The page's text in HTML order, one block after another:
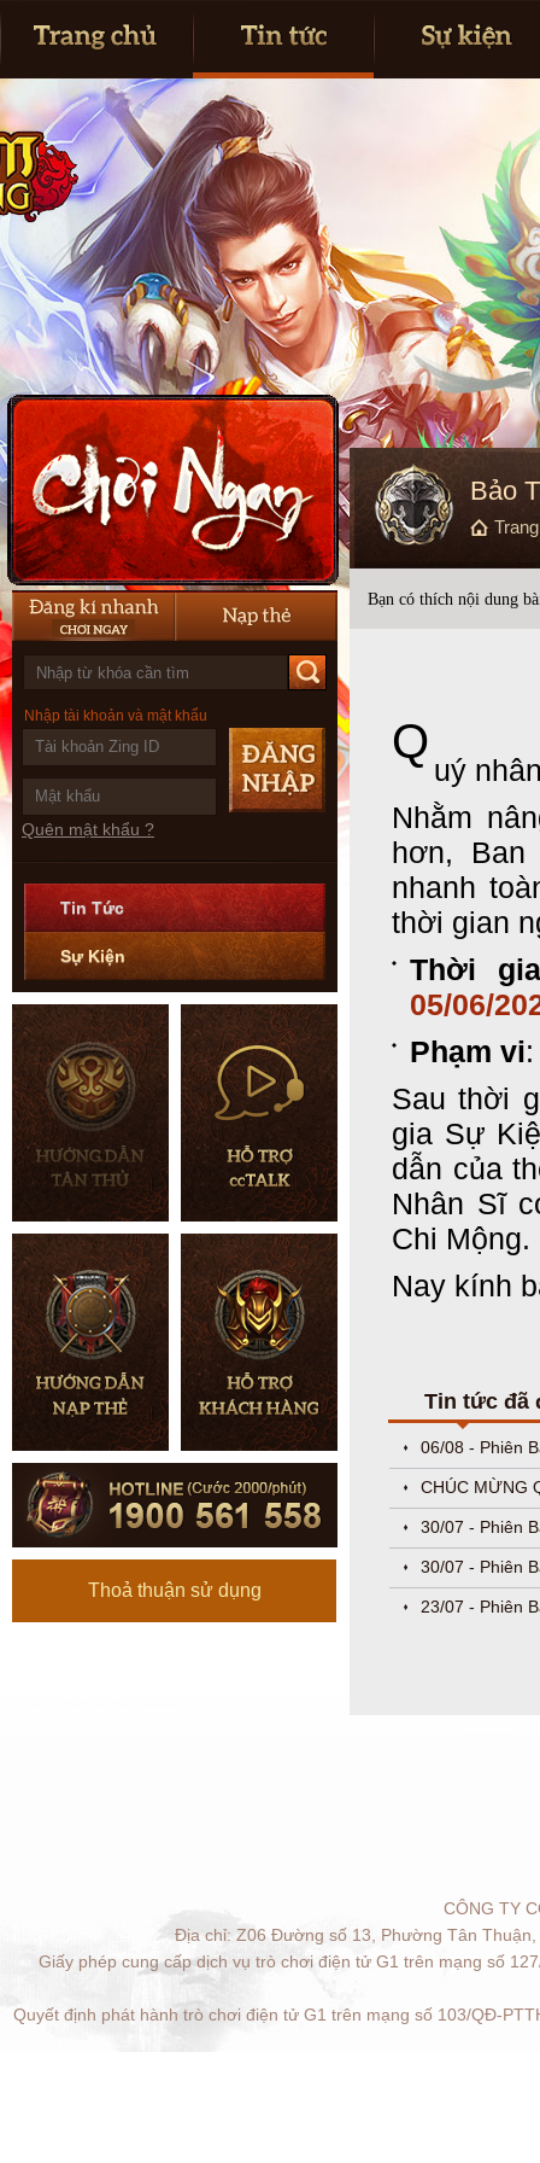
Nhập tài khoản và mật khẩu
Quên mật khẩu ?
Tin Tức
Sự Kiện
Thoả thuận sử dụng
Bảo
Bạn có thích nội dung
Q
uý
Nhằm
hơn,
nhanh
thời gian
Thời
05/06/
Phạm vi:
Sau thời
gia Sự
dẫn của
Nhân Sĩ
Chi Mộng.
Nay kính
Tin tức đã
06/08 - Phiên
CHÚC MỪNG
30/07 - Phiên
30/07 - Phiên
23/07 - Phiên
CÔNG TY
Địa chỉ: Z06 Đường số 13, Phường Tân
Giấy phép cung cấp dịch vụ trò chơi điện tử G1 trên mạng số
Quyết định phát hành trò chơi điện tử G1 trên mạng số 103/QĐ-